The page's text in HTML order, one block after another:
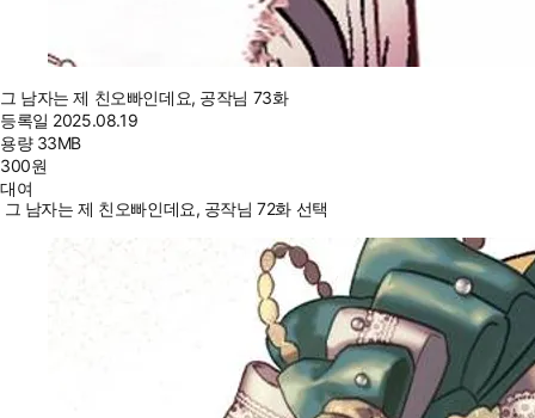
그 남자는 제 친오빠인데요, 공작님 73화
등록일 2025.08.19
용량 33MB
300원
대여
그 남자는 제 친오빠인데요, 공작님 72화 선택